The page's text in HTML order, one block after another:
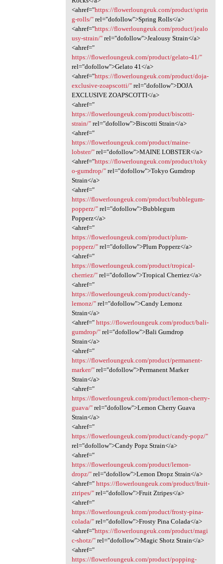
<ahref="https://flowerloungeuk.com/product/sprin
g-rolls/"rel="dofollow">Spring Rolls</a>
<ahref="https://flowerloungeuk.com/product/jealo
usy-strain/"rel="dofollow">Jealousy Strain</a>
<ahref="
https://flowerloungeuk.com/product/gelato-41/"
rel="dofollow">Gelato 41</a>
<ahref="https://flowerloungeuk.com/product/doja-
exclusive-zoapscotti/"rel="dofollow">DOJA
EXCLUSIVE ZOAPSCOTTI</a>
<ahref="
https://flowerloungeuk.com/product/biscotti-
strain/"rel="dofollow">Biscotti Strain</a>
<ahref="
https://flowerloungeuk.com/product/maine-
lobster/"rel="dofollow">MAINE LOBSTER</a>
<ahref="https://flowerloungeuk.com/product/toky
o-gumdrop/"rel="dofollow">Tokyo Gumdrop
Strain</a>
<ahref="
https://flowerloungeuk.com/product/bubblegum-
popperz/"rel="dofollow">Bubblegum
Popperz</a>
<ahref="
https://flowerloungeuk.com/product/plum-
popperz/"rel="dofollow">Plum Popperz</a>
<ahref="
https://flowerloungeuk.com/product/tropical-
cherriez/"rel="dofollow">Tropical Cherriez</a>
<ahref="
https://flowerloungeuk.com/product/candy-
lemonz/"rel="dofollow">Candy Lemonz
Strain</a>
<ahref=" https://flowerloungeuk.com/product/bali-
gumdrop/"rel="dofollow">Bali Gumdrop
Strain</a>
<ahref="
https://flowerloungeuk.com/product/permanent-
marker/"rel="dofollow">Permanent Marker
Strain</a>
<ahref="
https://flowerloungeuk.com/product/lemon-cherry-
guava/"rel="dofollow">Lemon Cherry Guava
Strain</a>
<ahref="
https://flowerloungeuk.com/product/candy-popz/"
rel="dofollow">Candy Popz Strain</a>
<ahref="
https://flowerloungeuk.com/product/lemon-
dropz/"rel="dofollow">Lemon Dropz Strain</a>
<ahref=" https://flowerloungeuk.com/product/fruit-
ztripes/"rel="dofollow">Fruit Ztripes</a>
<ahref="
https://flowerloungeuk.com/product/frosty-pina-
colada/"rel="dofollow">Frosty Pina Colada</a>
<ahref="https://flowerloungeuk.com/product/magi
c-shotz/"rel="dofollow">Magic Shotz Strain</a>
<ahref="
https://flowerloungeuk.com/product/popping-